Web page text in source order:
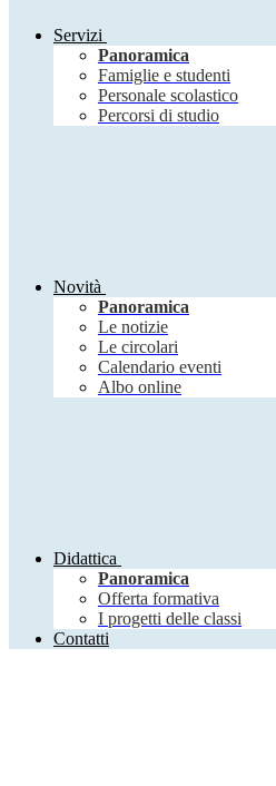
Servizi
Panoramica
Famiglie e studenti
Personale scolastico
Percorsi di studio
Novità
Panoramica
Le notizie
Le circolari
Calendario eventi
Albo online
Didattica
Panoramica
Offerta formativa
I progetti delle classi
Contatti